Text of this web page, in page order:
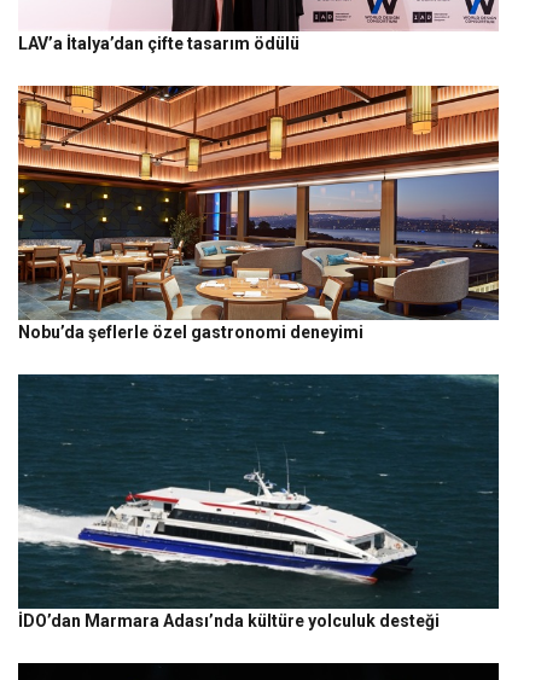
LAV’a İtalya’dan çifte tasarım ödülü
Nobu’da şeflerle özel gastronomi deneyimi
İDO’dan Marmara Adası’nda kültüre yolculuk desteği